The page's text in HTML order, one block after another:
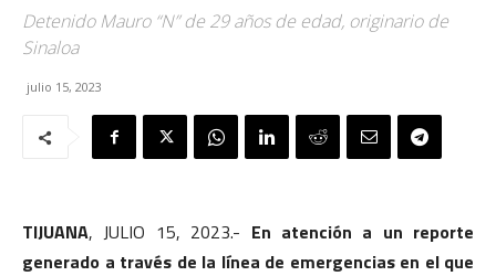
Detenido Mauro “N” de 29 años de edad, originario de
Sinaloa
julio 15, 2023
TIJUANA, JULIO 15, 2023.- En atención a un reporte
generado a través de la línea de emergencias en el que